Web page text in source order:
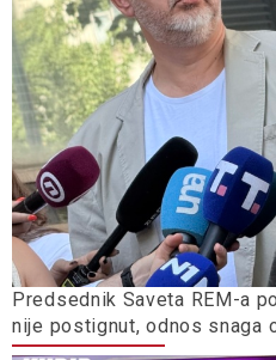
Predsednik Saveta REM-a
nije postignut, odnos snaga